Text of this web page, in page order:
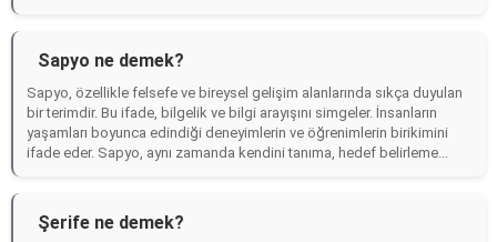
Sapyo ne demek?
Sapyo, özellikle felsefe ve bireysel gelişim alanlarında sıkça duyulan
bir terimdir. Bu ifade, bilgelik ve bilgi arayışını simgeler. İnsanların
yaşamları boyunca edindiği deneyimlerin ve öğrenimlerin birikimini
ifade eder. Sapyo, aynı zamanda kendini tanıma, hedef belirleme...
Şerife ne demek?